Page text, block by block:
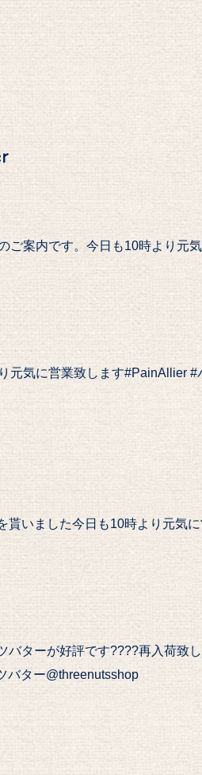
ご案内です。今日も10時より元
元気に営業致します#PainAllier
貰いました今日も10時より元気
バターが好評です????再入荷致
バター@threenutsshop